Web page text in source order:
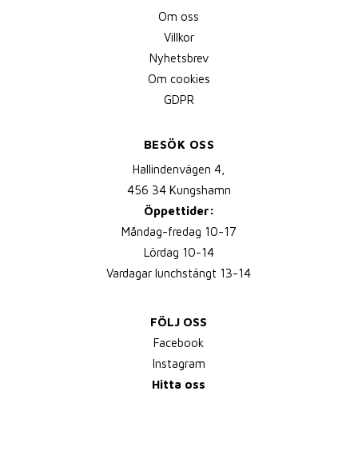
Om oss
Villkor
Nyhetsbrev
Om cookies
GDPR
BESÖK OSS
Hallindenvägen 4,
456 34 Kungshamn
Öppettider:
Måndag-fredag 10-17
Lördag 10-14
Vardagar lunchstängt 13-14
FÖLJ OSS
Facebook
Instagram
Hitta oss